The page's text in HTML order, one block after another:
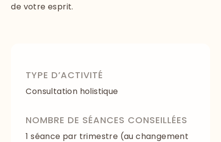
de votre esprit.
TYPE D’ACTIVITÉ
Consultation holistique
NOMBRE DE SÉANCES CONSEILLÉES
1 séance par trimestre (au changement